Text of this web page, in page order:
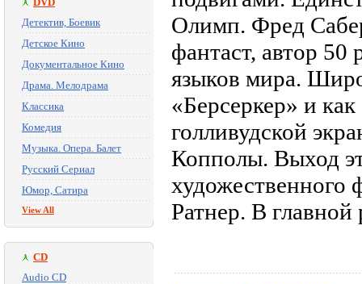
Детектив, Боевик
Детское Кино
Документальное Кино
Драма. Мелодрама
Классика
Комедия
Музыка. Опера. Балет
Русский Сериал
Юмор, Сатира
View All
CD
Audio CD
Олимп. Фред
фантаст, автор 50
языков мира.
«Берсеркер» и
голливудской
Копполы. Выход
художественного
Ратнер. В